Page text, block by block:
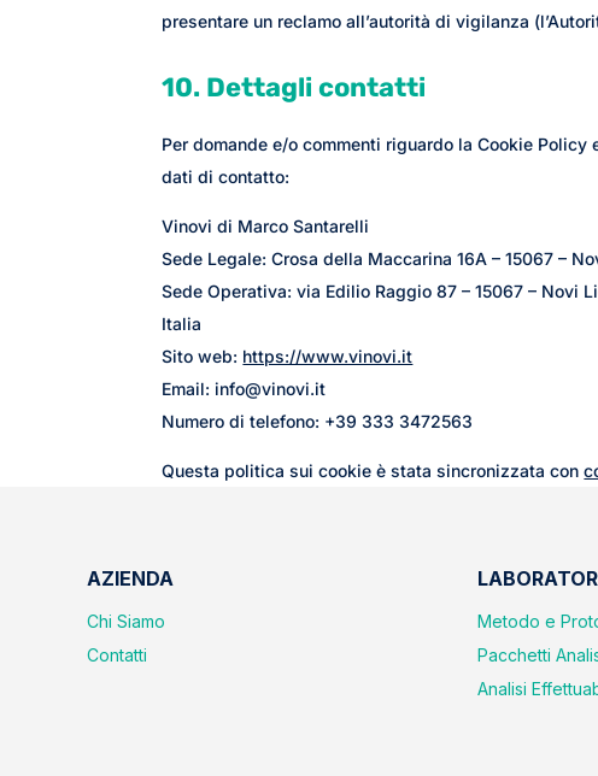
presentare un reclamo all’autorità di vigilanza
10. Dettagli contatti
Per domande e/o commenti riguardo la Cookie
dati di contatto:
Vinovi di Marco Santarelli
Sede Legale: Crosa della Maccarina 16A – 15067 –
Sede Operativa: via Edilio Raggio 87 – 15067 – Novi
Italia
Sito web: https://www.vinovi.it
Email:info@vinovi.it
Numero di telefono: +39 333 3472563
Questa politica sui cookie è stata sincronizzata con
AZIENDA
Chi Siamo
Contatti
Metodo e
Pacchetti
Analisi